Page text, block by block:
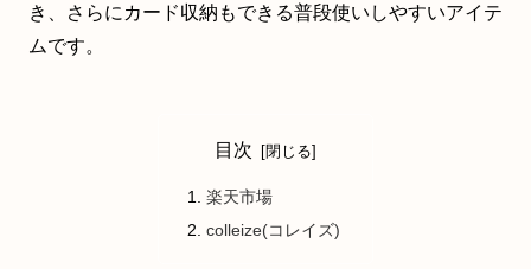
き、さらにカード収納もできる普段使いしやすいアイテ
ムです。
目次
楽天市場
colleize(コレイズ)